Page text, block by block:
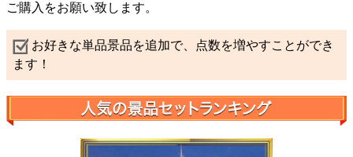
ご購入をお願い致します。
お好きな単品景品を追加で、点数を増やすことができ
ます！